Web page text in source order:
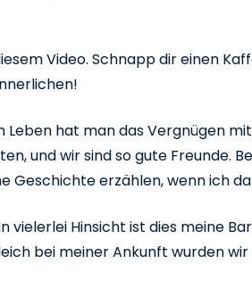
Video. Schnapp dir einen
Leben hat man das Vergnügen
und wir sind so gute Freunde.
Geschichte erzählen, wenn ich
vielerlei Hinsicht ist dies meine
bei meiner Ankunft wurden